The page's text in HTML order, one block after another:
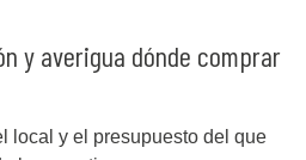
y averigua dónde comprar
local y el presupuesto del que